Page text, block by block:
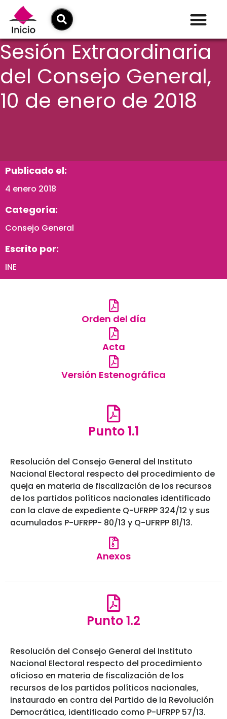
Sesión Extraordinaria
del Consejo General,
10 de enero de 2018
Publicado el:
4 enero 2018
Categoría:
Consejo General
Escrito por:
INE
Orden del día
Acta
Versión Estenográfica
Punto 1.1
Resolución del Consejo General del Instituto
Nacional Electoral respecto del procedimiento de
queja en materia de fiscalización de los recursos
de los partidos políticos nacionales identificado
con la clave de expediente Q-UFRPP 324/12 y sus
acumulados P-UFRPP- 80/13 y Q-UFRPP 81/13.
Anexos
Punto 1.2
Resolución del Consejo General del Instituto
Nacional Electoral respecto del procedimiento
oficioso en materia de fiscalización de los
recursos de los partidos políticos nacionales,
instaurado en contra del Partido de la Revolución
Democrática, identificado como P-UFRPP 57/13.